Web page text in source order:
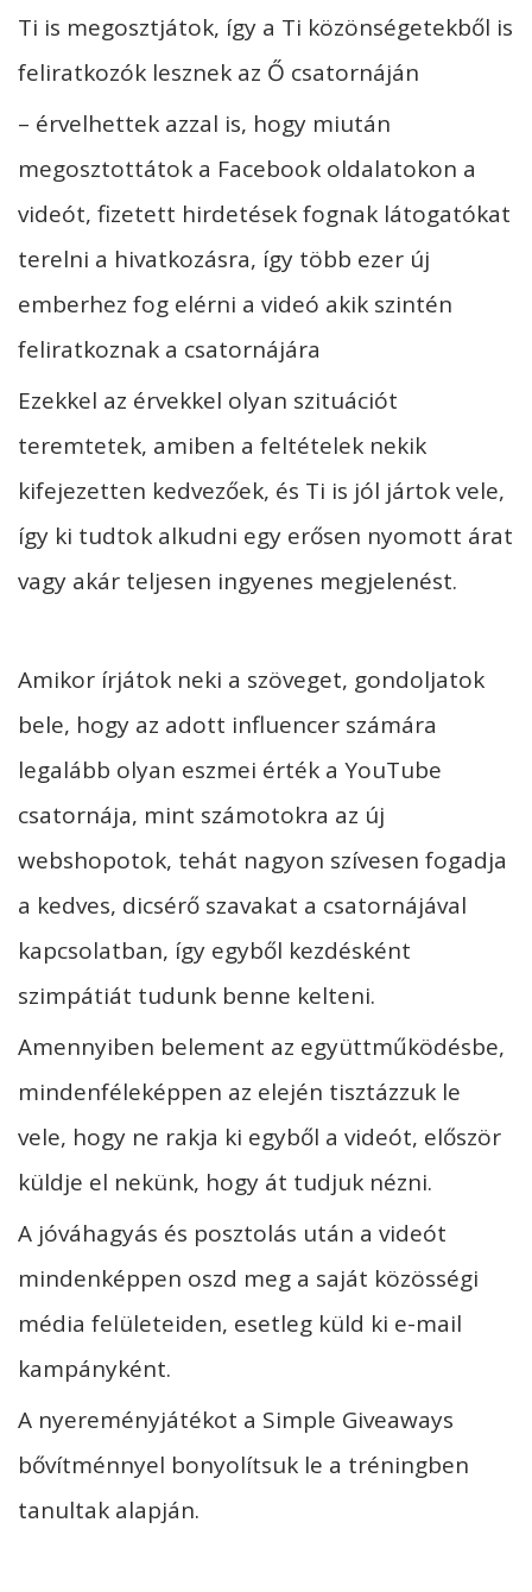
Ti is megosztjátok, így a Ti közönségetekből is
feliratkozók lesznek az Ő csatornáján
– érvelhettek azzal is, hogy miután
megosztottátok a Facebook oldalatokon a
videót, fizetett hirdetések fognak látogatókat
terelni a hivatkozásra, így több ezer új
emberhez fog elérni a videó akik szintén
feliratkoznak a csatornájára
Ezekkel az érvekkel olyan szituációt
teremtetek, amiben a feltételek nekik
kifejezetten kedvezőek, és Ti is jól jártok vele,
így ki tudtok alkudni egy erősen nyomott árat
vagy akár teljesen ingyenes megjelenést.
Amikor írjátok neki a szöveget, gondoljatok
bele, hogy az adott influencer számára
legalább olyan eszmei érték a YouTube
csatornája, mint számotokra az új
webshopotok, tehát nagyon szívesen fogadja
a kedves, dicsérő szavakat a csatornájával
kapcsolatban, így egyből kezdésként
szimpátiát tudunk benne kelteni.
Amennyiben belement az együttműködésbe,
mindenféleképpen az elején tisztázzuk le
vele, hogy ne rakja ki egyből a videót, először
küldje el nekünk, hogy át tudjuk nézni.
A jóváhagyás és posztolás után a videót
mindenképpen oszd meg a saját közösségi
média felületeiden, esetleg küld ki e-mail
kampányként.
A nyereményjátékot a Simple Giveaways
bővítménnyel bonyolítsuk le a tréningben
tanultak alapján.